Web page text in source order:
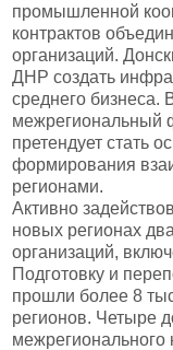
промышленной
контрактов
организаций.
ДНР создать
среднего бизнеса.
межрегиональный
претендует стать
формирования
регионами.
Активно
новых регионах
организаций,
Подготовку и
прошли более 8
регионов. Четыре
межрегионального